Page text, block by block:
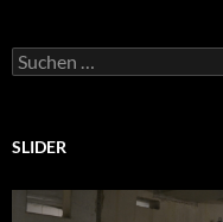
Suchen
nach:
SLIDER